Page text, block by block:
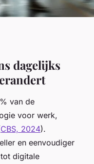
dagelijks
van de
voor werk,
CBS, 2024).
en eenvoudiger
digitale